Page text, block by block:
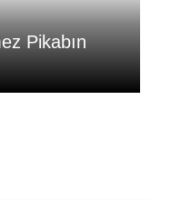
Pikabın